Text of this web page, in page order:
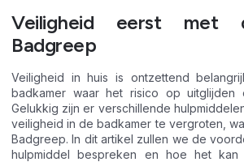
Veiligheid eerst met
Badgreep
Veiligheid in huis is ontzettend
badkamer waar het risico op uitglijden
Gelukkig zijn er verschillende
veiligheid in de badkamer te vergroten,
Badgreep. In dit artikel zullen we de
hulpmiddel bespreken en hoe het kan